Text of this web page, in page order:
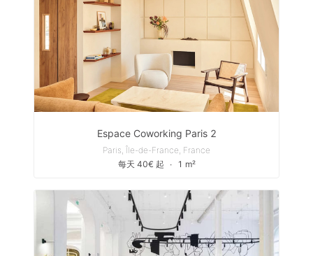
Espace Coworking Paris 2
Paris, Île-de-France, France
每天 40€ 起
∙ 1 m²